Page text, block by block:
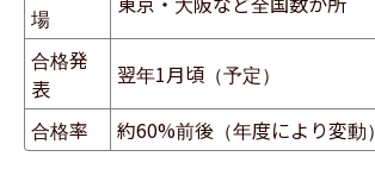
場
合格発
表
翌年1月頃（予定）
合格率
約60%前後（年度により変動）